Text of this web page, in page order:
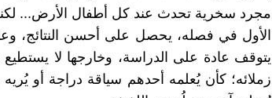
مجرد سخرية تحدث عند كل أطفال الأرض...
الأول في فصله، يحصل على أحسن النتائج،
يتوقف عادة على الدراسة، وخارجها لا يستطيع
زملائه؛ كأن يُعلمه أحدهم سياقة دراجة أو يُريه